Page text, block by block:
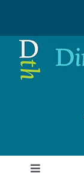
inhoud